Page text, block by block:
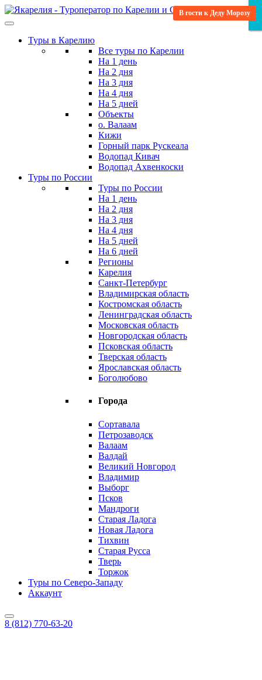
Skip
to
contentТуры в Карелию
Все туры по Карелии
На 1 день
На 2 дня
На 3 дня
На 4 дня
На 5 дней
Объекты
о. Валаам
Кижи
Горный парк Рускеала
Водопад Кивач
Водопад Ахвенкоски
Туры по России
Туры по России
На 1 день
На 2 дня
На 3 дня
На 4 дня
На 5 дней
На 6 дней
Регионы
Карелия
Санкт-Петербург
Владимирская область
Костромская область
Ленинградская область
Московская область
Новгородская область
Псковская область
Тверская область
Ярославская область
Боголюбово
Города
Сортавала
Петрозаводск
Валаам
Валдай
Великий Новгород
Владимир
Выборг
Псков
Мандроги
Старая Ладога
Новая Ладога
Тихвин
Старая Русса
Тверь
Торжок
Туры по Северо-Западу
Аккаунт
8 (812) 770-63-20
Гастро-тур
Отпуск в Карелии
Исторический
Мистический
В гости к Деду Морозу ×××